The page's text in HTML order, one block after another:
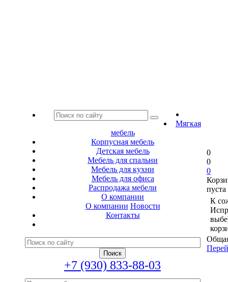
Мягкая
мебель
Корпусная мебель
Детская мебель
Мебель для спальни
Мебель для кухни
Мебель для офиса
Распродажа мебели
О компании
О компании Новости
Контакты
+7 (930) 833-88-03
0
0
0
пуста
К